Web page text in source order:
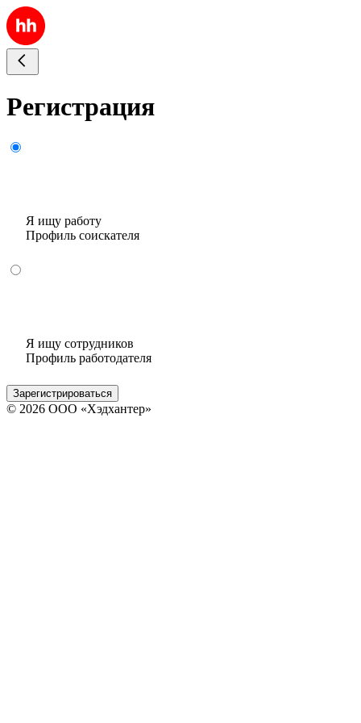
Регистрация
Я ищу работу
Профиль соискателя
Я ищу сотрудников
Профиль работодателя
Зарегистрироваться
© 2026 ООО «Хэдхантер»